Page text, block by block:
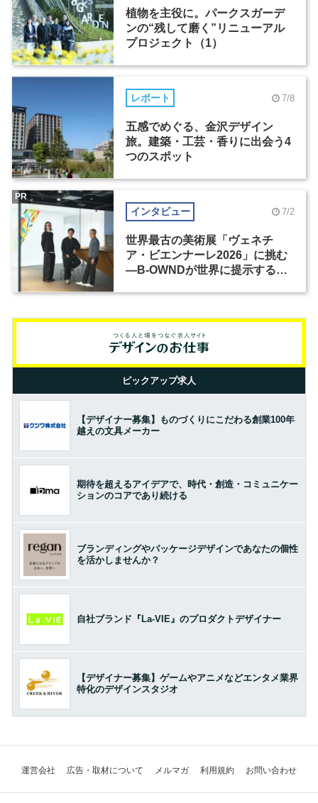
植物を主役に。パークスガーデ
ンの“残して磨く”リニューアル
プロジェクト（1）
レポート 7/8
五感でめぐる、金沢デザイン
旅。建築・工芸・香りに出会う4
つのスポット
インタビュー 7/2
世界最古の美術展「ヴェネチ
ア・ビエンナーレ2026」に挑む
―B-OWNDが世界に提示する美
PR
ピックアップ求人
【デザイナー募集】ものづくりにこだわる創業100年
越えの文具メーカー
期待を超えるアイデアで、時代・創造・コミュニケー
ションのコアであり続ける
ブランディングやパッケージデザインであなたの個性
を活かしませんか？
自社ブランド『La-VIE』のプロダクトデザイナー
【デザイナー募集】ゲームやアニメなどエンタメ業界
特化のデザインスタジオ
運営会社 広告・取材について メルマガ 利用規約 お問い合わせ